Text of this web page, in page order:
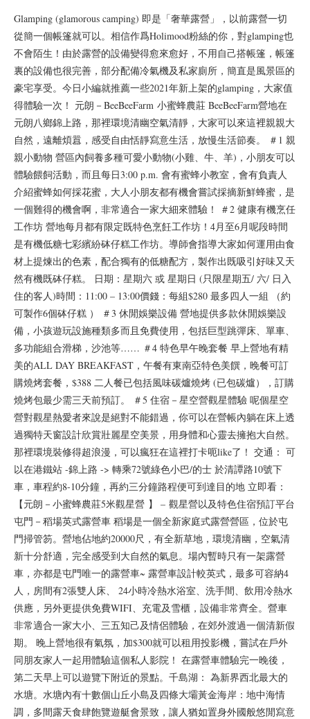
Glamping (glamorous camping) 即是「奢華露營」，以前露營一切
從簡一個帳篷就可以。相信作爲Holimood粉絲的你，對glamping也
不會陌生！由於露營的設備變得愈來愈好，不用自己搭帳篷，帳篷
裏的設備也很完善，部分配備冷氣機及私家廁所，簡直是風景區的
豪宅享受。今日小編就推薦一些2021年新上架的glamping，大家值
得體驗一次！ 元朗－BeeBeeFarm 小蜜蜂農莊 BeeBeeFarm營地在
元朗八鄉錦上路，那裡環境清幽空氣清靜，大家可以來這裡親親大
自然，遠離煩囂，感受自由恬靜寫意生活，放慢生活節奏。 ＃1 親
親小動物 營區內飼養多種可愛小動物(小雞、牛、羊)，小朋友可以
體驗餵飼活動，而且每日3:00 p.m. 會有蜜蜂小教室，會有負責人
介紹蜜蜂如何採花蜜，大人小朋友都有機會嘗試採摘新鮮蜂蜜，是
一個難得的機會啊，非常適合一家大細來體驗！ ＃2 健康有機烹任
工作坊 營地每月都有限定既特色烹飪工作坊！4月至6月呢段時間
是有機低糖七彩繽紛砵仔糕工作坊。導師會指導大家如何運用由食
材上提煉出的色素，配合獨有的低糖配方，製作出既吸引好味又天
然有機既砵仔糕。 日期：星期六 或 星期日 (只限星期五/ 六/ 日入
住的客人)時間：11:00 – 13:00價錢：每組$280 最多四人一組 （約
可製作6個砵仔糕 ） ＃3 休閒娛樂設備 營地提供多款休閒娛樂設
備，小孩遊玩設施種類多而且免費使用，包括巨型跳彈床、單車、
多功能組合滑梯，沙池等…… ＃4 特色早午晚套餐 早上營地有精
美的ALL DAY BREAKFAST，午餐有東南亞特色美饌，晚餐可訂
購燒烤套餐，$388 二人餐已包括風味碳爐燒烤 (已包碳爐），訂購
燒烤包最少需三天前預訂。 ＃5 住宿－星空營觀星體驗 呢個星空
營對觀星熱愛者來說是絕對不能錯過，你可以在營帳內躺在床上透
過獨特天窗設計欣賞壯麗星空美景，用身體和心靈去擁抱大自然。
那裡環境裝修得超浪漫，可以瘋狂在這裡打卡呃like了！ 交通： 可
以在港鐵站 -錦上路 -> 轉乘72號綠色小巴/的士 於清譚路10號下
車，車程約8-10分鐘，再約三分鐘路程便可到達目的地 立即看：
【元朗－小蜜蜂農莊5米觀星營 】 – 觀星營以及特色住宿預訂平台
屯門－稻場英式露營車 稻場是一個全新家庭式露營營區，位於屯
門掃管笏。營地佔地約20000尺，有全新草地，環境清幽，空氣清
新十分舒適，完全感受到大自然的氣息。場內暫時只有一架露營
車，亦都是屯門唯一的露營車~ 露營車設計較英式，最多可容納4
人，房間有2張雙人床、 24小時冷熱水浴室、洗手間、飲用冷熱水
供應，另外更提供免費WIFI、充電及雪櫃，設備非常齊全。營車
非常適合一家大小、三五知己及情侶體驗，在郊外渡過一個清新假
期。 晚上營地很有氣氛，加$300就可以租用投影機，嘗試在戶外
同朋友家人一起用體驗這個私人影院！ 在露營車體驗完一晚後，
第二天早上可以遊覽下附近的景點。千島湖： 為新界西北最大的
水塘。水塘內有十數個山丘小島及四條大壩黃金海岸：地中海情
調，多間露天食肆飽覽遊艇會景致，讓人猶如置身外國般悠閒寫意